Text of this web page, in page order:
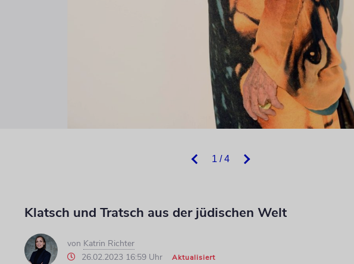
1 / 4
Klatsch und Tratsch aus der jüdischen Welt
von Katrin Richter
26.02.2023 16:59 Uhr
Aktualisiert